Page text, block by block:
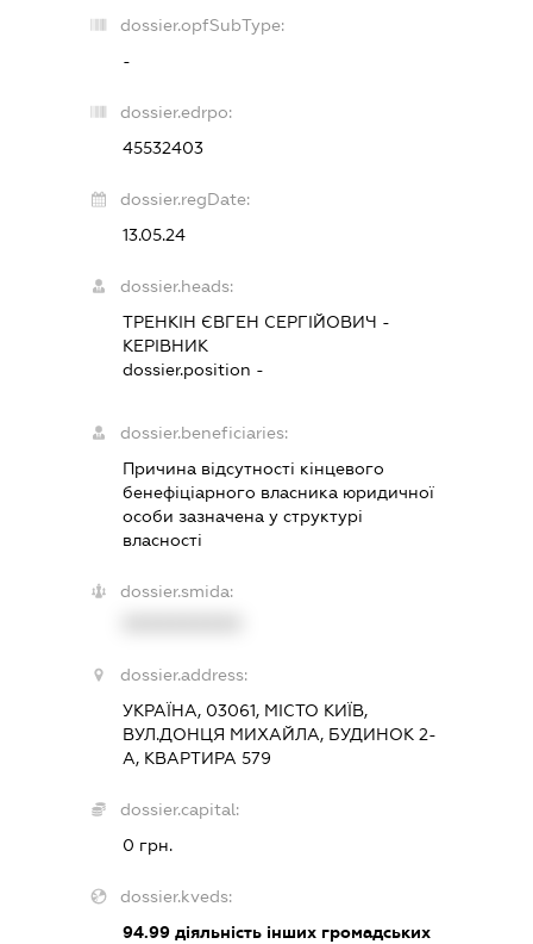
dossier.opfSubType:
-
dossier.edrpo:
45532403
dossier.regDate:
13.05.24
dossier.heads:
ТРЕНКІН ЄВГЕН СЕРГІЙОВИЧ -
КЕРІВНИК
dossier.position -
dossier.beneficiaries:
Причина відсутності кінцевого
бенефіціарного власника юридичної
особи зазначена у структурі
власності
dossier.smida:
dossier.address:
УКРАЇНА, 03061, МІСТО КИЇВ,
ВУЛ.ДОНЦЯ МИХАЙЛА, БУДИНОК 2-
А, КВАРТИРА 579
dossier.capital:
0 грн.
dossier.kveds:
94.99діяльність інших громадських